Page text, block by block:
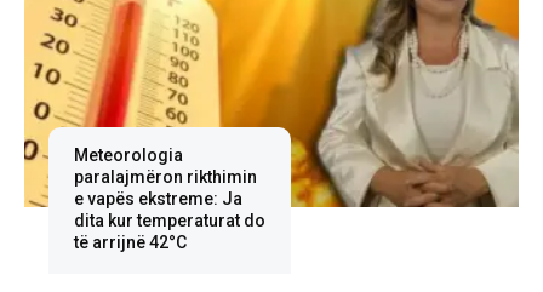
Meteorologia
paralajmëron rikthimin
e vapës ekstreme: Ja
dita kur temperaturat do
të arrijnë 42°C